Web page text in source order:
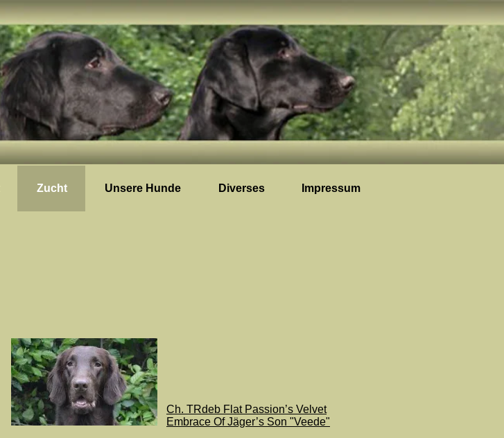
Zucht Unsere Hunde Diverses Impressum
Ch. TRdeb Flat Passion’s Velvet
Embrace Of Jäger’s Son "Veede"